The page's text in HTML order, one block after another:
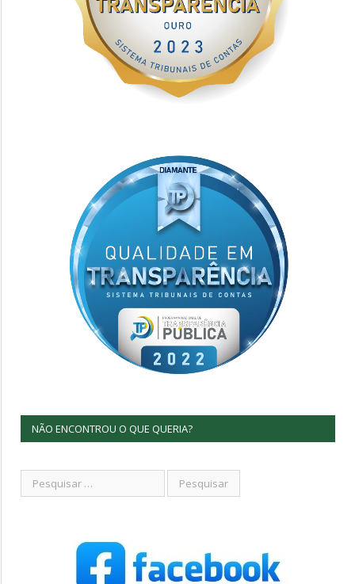
NÃO ENCONTROU O QUE QUERIA?